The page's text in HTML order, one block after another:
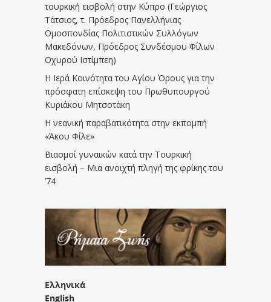
τουρκική εισβολή στην Κύπρο (Γεώργιος
Τάτσιος, τ. Πρόεδρος Πανελλήνιας
Ομοσπονδίας Πολιτιστικών Συλλόγων
Μακεδόνων, Πρόεδρος Συνδέσμου Φίλων
Οχυρού Ιστίμπεη)
Η Ιερά Κοινότητα του Αγίου Όρους για την
πρόσφατη επίσκεψη του Πρωθυπουργού
Κυριάκου Μητσοτάκη
Η νεανική παραβατικότητα στην εκπομπή
«Άκου Φίλε»
Βιασμοί γυναικών κατά την Τουρκική
εισβολή – Μια ανοιχτή πληγή της φρίκης του
’74
Ελληνικά
English